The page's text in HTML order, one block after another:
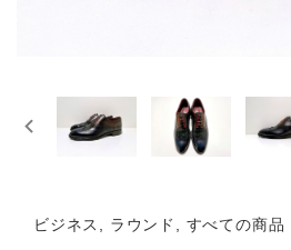
ビジネス, ラウンド, すべての商品